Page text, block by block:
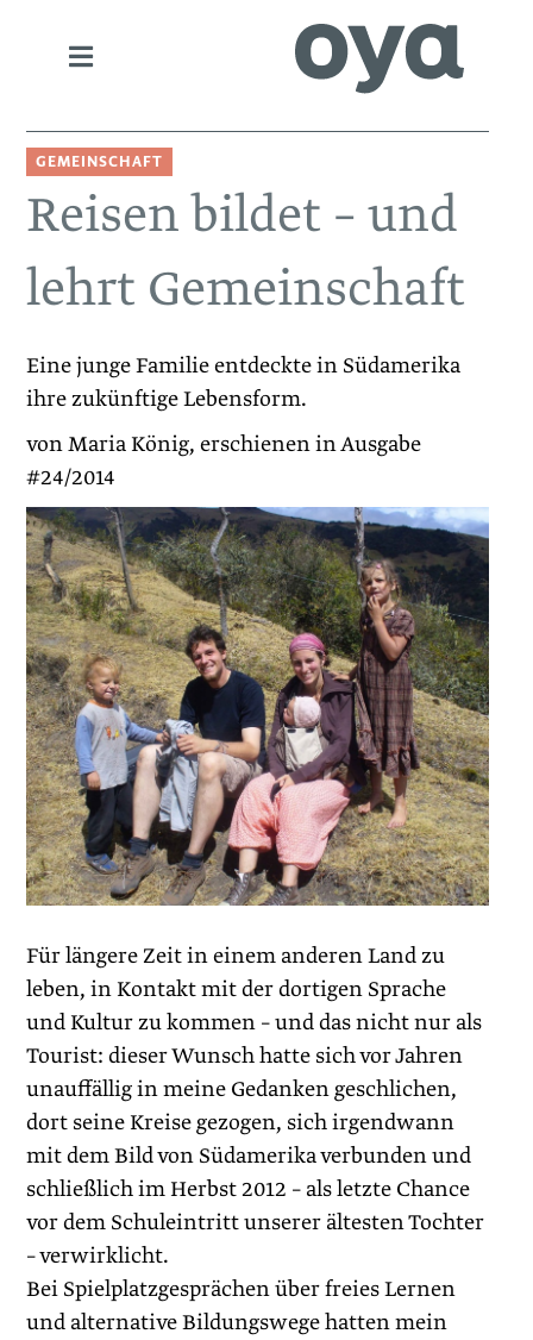
GEMEINSCHAFT
Reisen bildet – und
lehrt Gemeinschaft
Eine junge Familie entdeckte in Südamerika
ihre zukünftige Lebensform.
von Maria König, erschienen in Ausgabe
#24/2014
Für längere Zeit in einem anderen Land zu
leben, in Kontakt mit der dortigen Sprache
und Kultur zu kommen – und das nicht nur als
Tourist: dieser Wunsch hatte sich vor Jahren
unauffällig in meine Gedanken geschlichen,
dort seine Kreise gezogen, sich irgendwann
mit dem Bild von Südamerika verbunden und
schließlich im Herbst 2012 – als letzte Chance
vor dem Schuleintritt unserer ältesten Tochter
– verwirklicht.
Bei Spielplatzgesprächen über freies Lernen
und alternative Bildungswege hatten mein